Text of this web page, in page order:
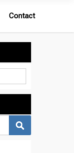
Contact